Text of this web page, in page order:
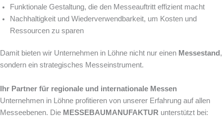
Funktionale Gestaltung, die den Messeauftritt effizient macht
Nachhaltigkeit und Wiederverwendbarkeit, um Kosten und
Ressourcen zu sparen
Damit bieten wir Unternehmen in Löhne nicht nur einen Messestand ,
sondern ein strategisches Messeinstrument.
Ihr Partner für regionale und internationale Messen
Unternehmen in Löhne profitieren von unserer Erfahrung auf allen
Messeebenen. Die MESSEBAUMANUFAKTUR unterstützt bei: